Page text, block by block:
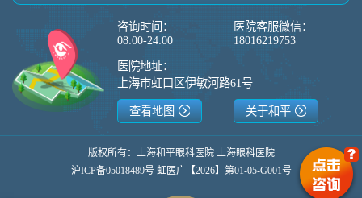
咨询时间：
08:00-24:00
医院客服微信：
18016219753
医院地址：
上海市虹口区伊敏河路61号
查看地图 关于和平
版权所有：上海和平眼科医院 上海眼科医院
沪ICP备05018489号 虹医广【2026】第01-05-G001号